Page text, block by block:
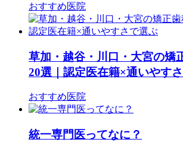
おすすめ医院
草加・越谷・川口・大宮の矯
20選｜認定医在籍×通いやす
おすすめ医院
統一専門医ってなに？